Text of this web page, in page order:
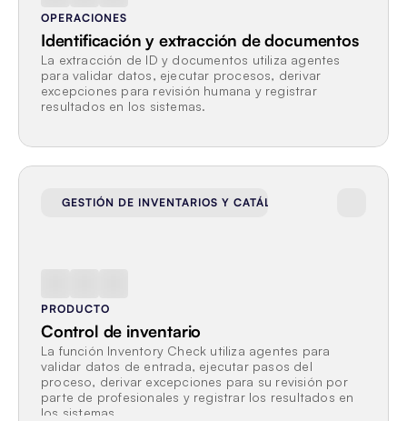
OPERACIONES
Identificación y extracción de documentos
La extracción de ID y documentos utiliza agentes
para validar datos, ejecutar procesos, derivar
excepciones para revisión humana y registrar
resultados en los sistemas.
GESTIÓN DE INVENTARIOS Y CATÁLOGOS
PRODUCTO
Control de inventario
La función Inventory Check utiliza agentes para
validar datos de entrada, ejecutar pasos del
proceso, derivar excepciones para su revisión por
parte de profesionales y registrar los resultados en
los sistemas.